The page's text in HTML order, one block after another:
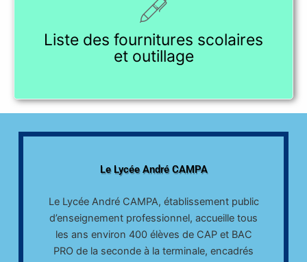
Liste des fournitures scolaires
et outillage
Le Lycée André CAMPA
Le Lycée André CAMPA, établissement public
d’enseignement professionnel, accueille tous
les ans environ 400 élèves de CAP et BAC
PRO de la seconde à la terminale, encadrés